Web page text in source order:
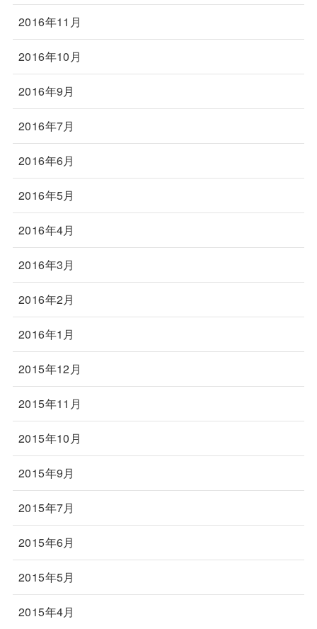
2016年11月
2016年10月
2016年9月
2016年7月
2016年6月
2016年5月
2016年4月
2016年3月
2016年2月
2016年1月
2015年12月
2015年11月
2015年10月
2015年9月
2015年7月
2015年6月
2015年5月
2015年4月